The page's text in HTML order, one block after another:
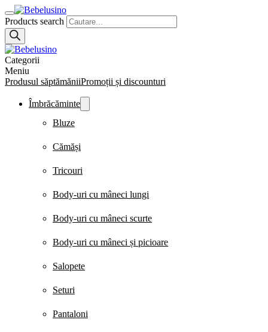
Products search
Categorii
Meniu
Produsul săptămăniiPromoții și discounturi
Îmbrăcăminte
Bluze
Cămăși
Tricouri
Body-uri cu mâneci lungi
Body-uri cu mâneci scurte
Body-uri cu mâneci și picioare
Salopete
Seturi
Pantaloni